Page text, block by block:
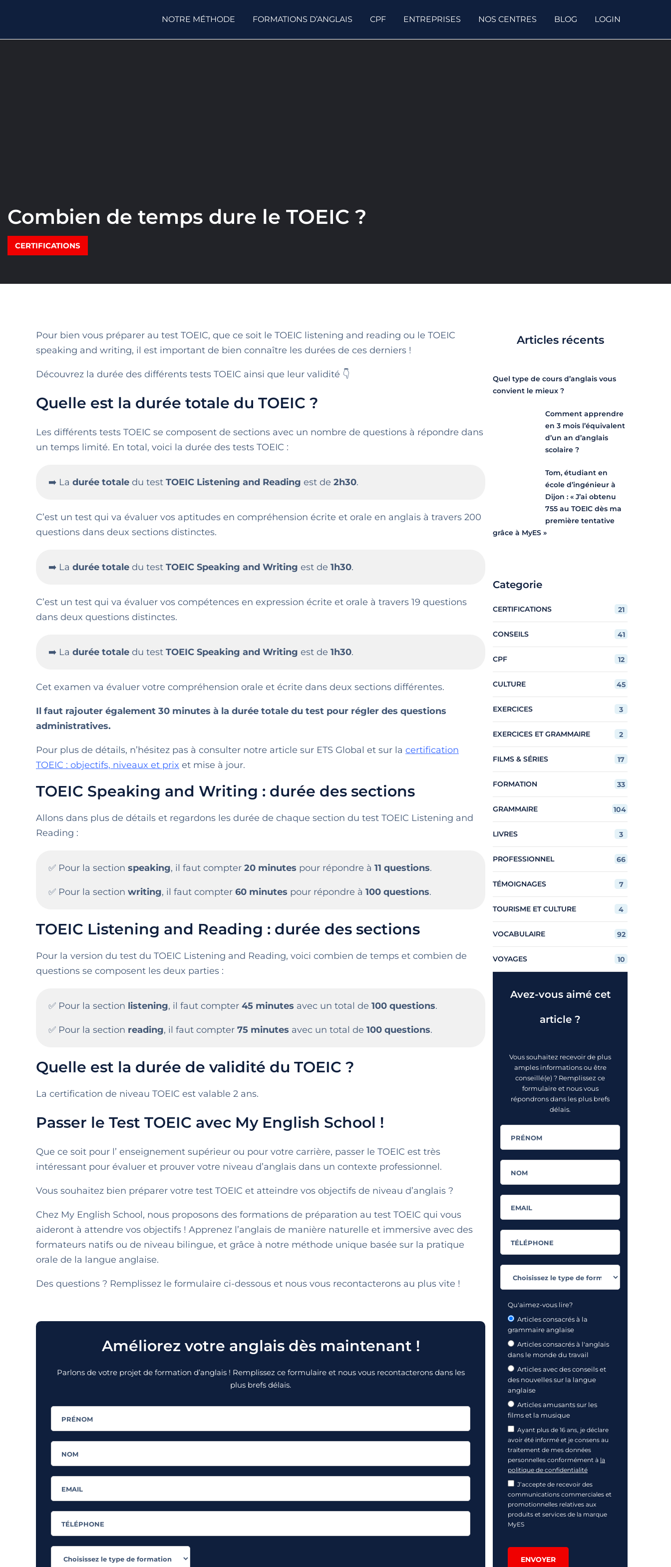
NOTRE MÉTHODE FORMATIONS D’ANGLAIS CPF ENTREPRISES NOS CENTRES BLOG LOGIN
Combien de temps dure le TOEIC ?
CERTIFICATIONS
Pour bien vous préparer au test TOEIC, que ce soit le TOEIC listening and reading ou le TOEIC
speaking and writing, il est important de bien connaître les durées de ces derniers !
Découvrez la durée des différents tests TOEIC ainsi que leur validité 👇
Quelle est la durée totale du TOEIC ?
Les différents tests TOEIC se composent de sections avec un nombre de questions à répondre dans
un temps limité. En total, voici la durée des tests TOEIC :
➡️ La durée totale du test TOEIC Listening and Reading est de 2h30.
C’est un test qui va évaluer vos aptitudes en compréhension écrite et orale en anglais à travers 200
questions dans deux sections distinctes.
➡️ La durée totale du test TOEIC Speaking and Writing est de 1h30.
C’est un test qui va évaluer vos compétences en expression écrite et orale à travers 19 questions
dans deux questions distinctes.
➡️ La durée totale du test TOEIC Speaking and Writing est de 1h30.
Cet examen va évaluer votre compréhension orale et écrite dans deux sections différentes.
Il faut rajouter également 30 minutes à la durée totale du test pour régler des questions
administratives.
Pour plus de détails, n’hésitez pas à consulter notre article sur ETS Global et sur la certification
TOEIC : objectifs, niveaux et prix et mise à jour.
TOEIC Speaking and Writing : durée des sections
Allons dans plus de détails et regardons les durée de chaque section du test TOEIC Listening and
Reading :
✅ Pour la section speaking, il faut compter 20 minutes pour répondre à 11 questions.
✅ Pour la section writing, il faut compter 60 minutes pour répondre à 100 questions.
TOEIC Listening and Reading : durée des sections
Pour la version du test du TOEIC Listening and Reading, voici combien de temps et combien de
questions se composent les deux parties :
✅ Pour la section listening, il faut compter 45 minutes avec un total de 100 questions.
✅ Pour la section reading, il faut compter 75 minutes avec un total de 100 questions.
Quelle est la durée de validité du TOEIC ?
La certification de niveau TOEIC est valable 2 ans.
Passer le Test TOEIC avec My English School !
Que ce soit pour l’ enseignement supérieur ou pour votre carrière, passer le TOEIC est très
intéressant pour évaluer et prouver votre niveau d’anglais dans un contexte professionnel.
Vous souhaitez bien préparer votre test TOEIC et atteindre vos objectifs de niveau d’anglais ?
Chez My English School, nous proposons des formations de préparation au test TOEIC qui vous
aideront à attendre vos objectifs ! Apprenez l’anglais de manière naturelle et immersive avec des
formateurs natifs ou de niveau bilingue, et grâce à notre méthode unique basée sur la pratique
orale de la langue anglaise.
Des questions ? Remplissez le formulaire ci-dessous et nous vous recontacterons au plus vite !
Améliorez votre anglais dès maintenant !
Parlons de votre projet de formation d’anglais ! Remplissez ce formulaire et nous vous recontacterons dans les
plus brefs délais.
Articles récents
Quel type de cours d’anglais vous
convient le mieux ?
Comment apprendre
en 3 mois l’équivalent
d’un an d’anglais
scolaire ?
Tom, étudiant en
école d’ingénieur à
Dijon : « J’ai obtenu
755 au TOEIC dès ma
première tentative
grâce à MyES »
Categorie
CERTIFICATIONS 21
CONSEILS 41
CPF 12
CULTURE 45
EXERCICES 3
EXERCICES ET GRAMMAIRE 2
FILMS & SÉRIES 17
FORMATION 33
GRAMMAIRE 104
LIVRES 3
PROFESSIONNEL 66
TÉMOIGNAGES 7
TOURISME ET CULTURE 4
VOCABULAIRE 92
VOYAGES 10
Avez-vous aimé cet
article ?
Vous souhaitez recevoir de plus
amples informations ou être
conseillé(e) ? Remplissez ce
formulaire et nous vous
répondrons dans les plus brefs
délais.
Qu'aimez-vous lire?
Articles consacrés à la
grammaire anglaise
Articles consacrés à l'anglais
dans le monde du travail
Articles avec des conseils et
des nouvelles sur la langue
anglaise
Articles amusants sur les
films et la musique
Ayant plus de 16 ans, je déclare
avoir été informé et je consens au
traitement de mes données
personnelles conformément à la
politique de confidentialité
J’accepte de recevoir des
communications commerciales et
promotionnelles relatives aux
produits et services de la marque
MyES
ENVOYER